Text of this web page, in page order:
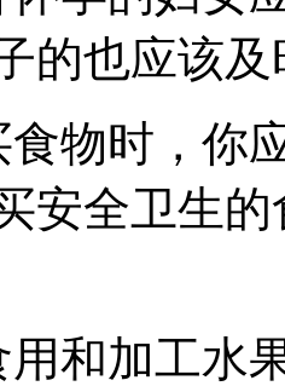
的也应该
时，你应
安全卫生
加工水果